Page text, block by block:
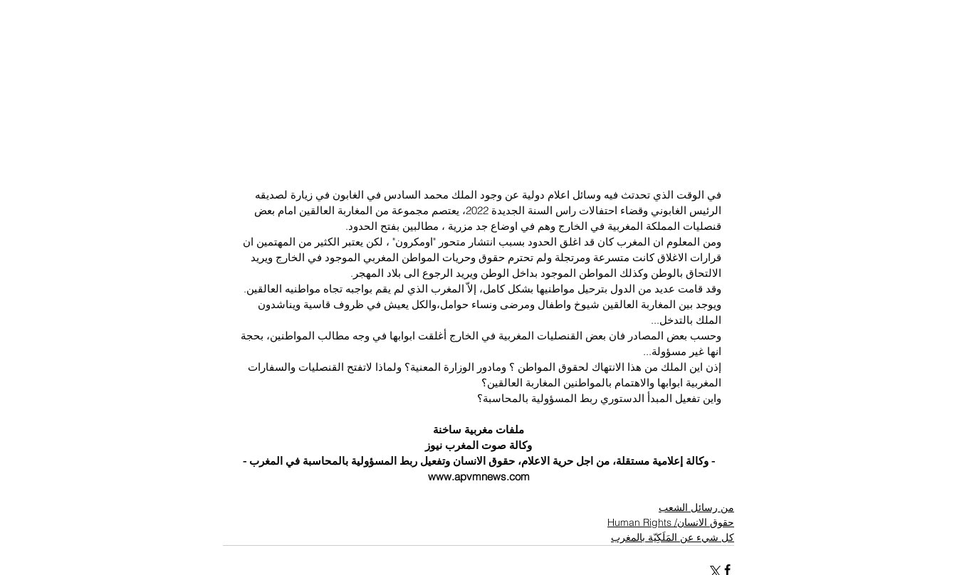
في الوقت الذي تحدتث فيه وسائل اعلام دولية عن وجود الملك محمد السادس في الغابون في زيارة لصديقه
الرئيس الغابوني وقضاء احتفالات راس السنة الجديدة 2022، يعتصم مجموعة من المغاربة العالقين امام بعض
قنصليات المملكة المغربية في الخارج وهم في اوضاع جد مزرية ، مطالبين بفتح الحدود.
ومن المعلوم ان المغرب كان قد اغلق الحدود بسبب انتشار متحور "اومكرون" ، لكن يعتبر الكثير من المهتمين ان
قرارات الاغلاق كانت متسرعة ومرتجلة ولم تحترم حقوق وحريات المواطن المغربي الموجود في الخارج ويريد
الالتحاق بالوطن وكذلك المواطن الموجود بداخل الوطن ويريد الرجوع الى بلاد المهجر.
وقد قامت عديد من الدول بترحيل مواطنيها بشكل كامل، إلاّ المغرب الذي لم يقم بواجبه تجاه مواطنيه العالقين.
ويوجد بين المغاربة العالقين شيوخ واطفال ومرضى ونساء حوامل،والكل يعيش في ظروف قاسية ويناشدون
الملك بالتدخل...
وحسب بعض المصادر فان بعض القنصليات المغربية في الخارج أغلقت ابوابها في وجه مطالب المواطنين، بحجة
انها غير مسؤولة...
إذن اين الملك من هذا الانتهاك لحقوق المواطن ؟ ومادور الوزارة المعنية؟ ولماذا لاتفتح القنصليات والسفارات
المغربية ابوابها والاهتمام بالمواطنين المغاربة العالقين؟
واين تفعيل المبدأ الدستوري ربط المسؤولية بالمحاسبة؟
ملفات مغربية ساخنة
وكالة صوت المغرب نيوز
- وكالة إعلامية مستقلة، من اجل حرية الاعلام، حقوق الانسان وتفعيل ربط المسؤولية بالمحاسبة في المغرب -
www.apvmnews.com
من رسائل الشعب
حقوق الانسان/ Human Rights
كل شيء عن المَلَكِيّة بالمغرب